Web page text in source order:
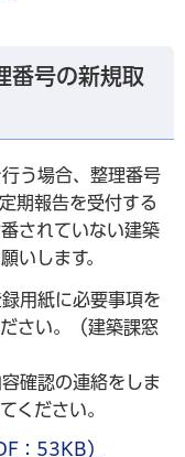
番号の新規取
う場合、整理番号
期報告を受付する
されていない建築
いします。
用紙に必要事項を
さい。（建築課窓
確認の連絡をしま
ください。
：53KB）